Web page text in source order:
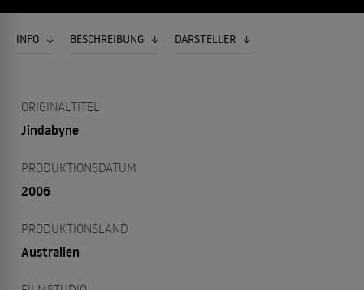
INFO BESCHREIBUNG DARSTELLER
ORIGINALTITEL
Jindabyne
PRODUKTIONSDATUM
2006
PRODUKTIONSLAND
Australien